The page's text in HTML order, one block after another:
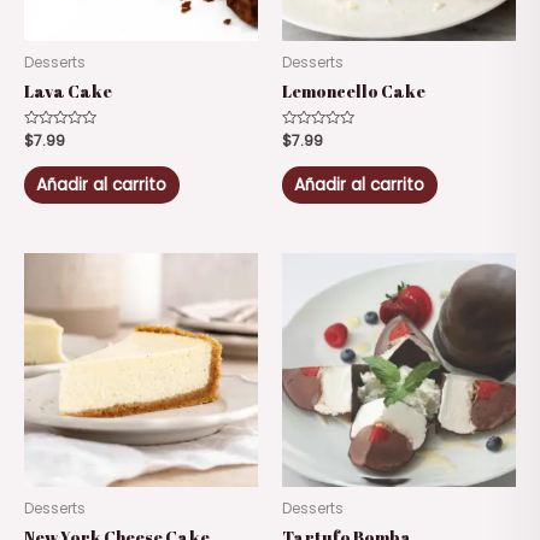
Desserts
Lava Cake
Valorado
con
de
5
$7.99
Añadir al carrito
Desserts
Lemoncello Cake
Valorado
con
de
5
$7.99
Añadir al carrito
Desserts Desserts